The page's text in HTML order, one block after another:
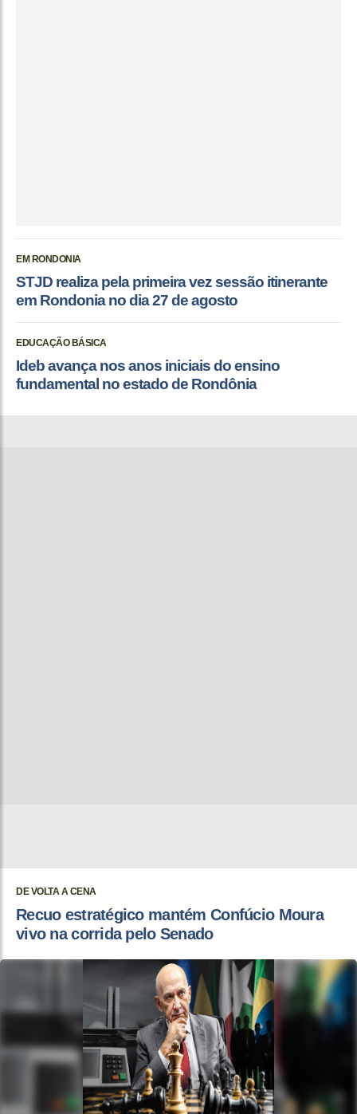
EM RONDONIA
STJD realiza pela primeira vez sessão itinerante
em Rondonia no dia 27 de agosto
EDUCAÇÃO BÁSICA
Ideb avança nos anos iniciais do ensino
fundamental no estado de Rondônia
DE VOLTA A CENA
Recuo estratégico mantém Confúcio Moura
vivo na corrida pelo Senado